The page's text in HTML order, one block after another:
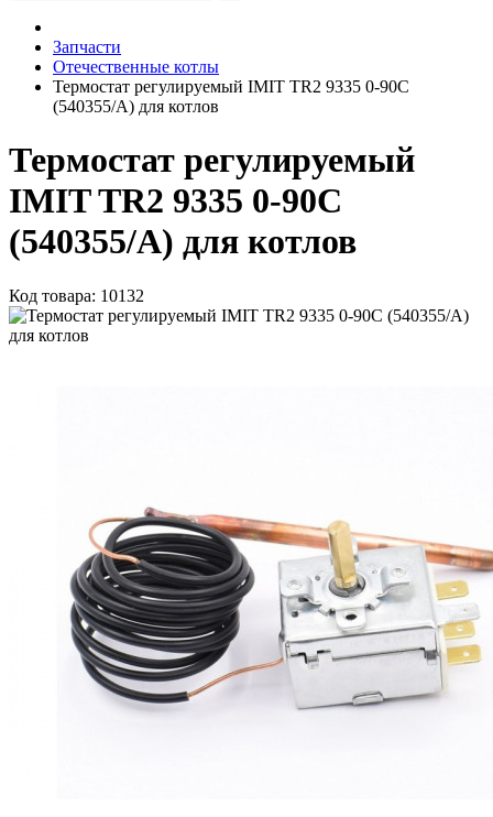
Запчасти
Отечественные котлы
Термостат регулируемый IMIT TR2 9335 0-90C
(540355/A) для котлов
Термостат регулируемый
IMIT TR2 9335 0-90C
(540355/A) для котлов
Код товара: 10132